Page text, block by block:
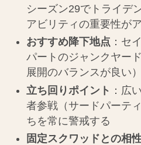
シーズン29でトライデ
アビリティの重要性が
おすすめ降下地点 ：セ
パートのジャンクヤー
展開のバランスが良い）
立ち回りポイント ：広
者参戦（サードパーテ
ちを常に警戒する
固定スクワッドとの相